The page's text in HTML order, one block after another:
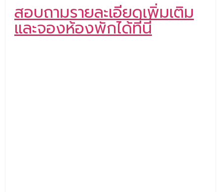
สอบถามรายละเอียดเพิ่มเติม
และจองห้องพักได้ที่นี่